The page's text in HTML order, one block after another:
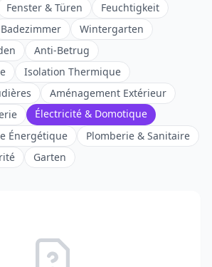
Fenster & Türen
Feuchtigkeit
Badezimmer
Wintergarten
Anti-Betrug
Isolation Thermique
Aménagement Extérieur
Électricité & Domotique
Énergétique
Plomberie & Sanitaire
Garten